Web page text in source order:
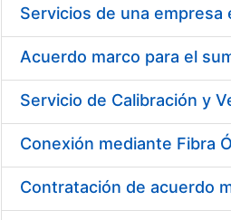
Acuerdo marco para el